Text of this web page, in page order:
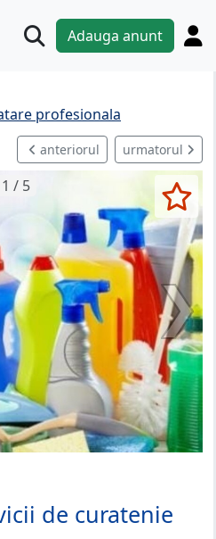
Adauga anunt
profesionala
anteriorul urmatorul
1 / 5
de curatenie